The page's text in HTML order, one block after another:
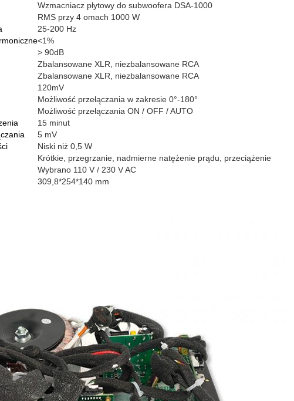
Wzmacniacz płytowy do subwoofera DSA-1000
RMS przy 4 omach 1000 W
25-200 Hz
<1%
> 90dB
Zbalansowane XLR, niezbalansowane RCA
Zbalansowane XLR, niezbalansowane RCA
120mV
Możliwość przełączania w zakresie 0°-180°
Możliwość przełączania ON / OFF / AUTO
15 minut
5 mV
Niski niż 0,5 W
Krótkie, przegrzanie, nadmierne natężenie prądu, przeciążenie
Wybrano 110 V / 230 V AC
309,8*254*140 mm